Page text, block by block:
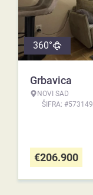
360°
Grbavica
NOVI SAD
ŠIFRA: #573149
€206.900